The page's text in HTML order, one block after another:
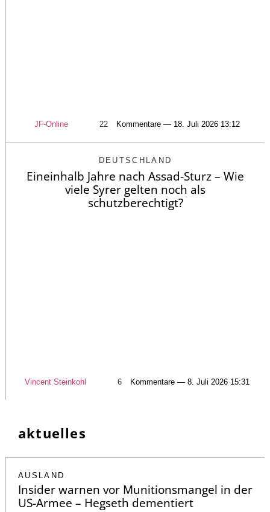
JF-Online 22 Kommentare — 18. Juli 2026 13:12
DEUTSCHLAND
Eineinhalb Jahre nach Assad-Sturz – Wie
viele Syrer gelten noch als
schutzberechtigt?
Vincent Steinkohl 6 Kommentare — 8. Juli 2026 15:31
aktuelles
AUSLAND
Insider warnen vor Munitionsmangel in der
US-Armee – Hegseth dementiert